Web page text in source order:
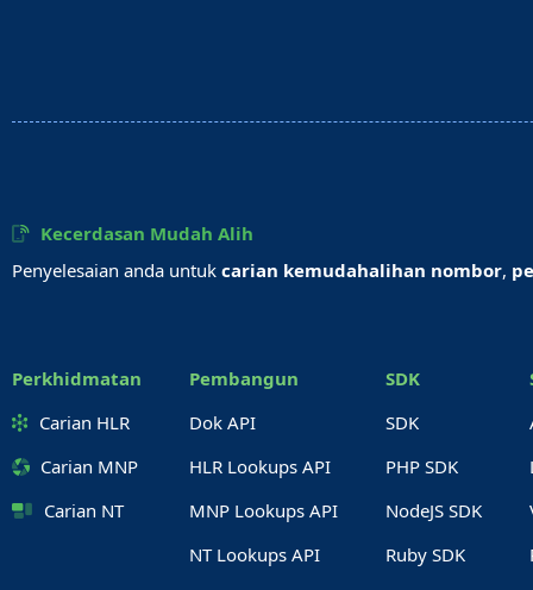
Kecerdasan Mudah Alih
Penyelesaian anda untuk carian kemudahalihan nombor,
Perkhidmatan
Carian HLR
Carian MNP
Carian NT
Pembangun
Dok API
HLR Lookups API
MNP Lookups API
NT Lookups API
SDK
SDK
PHP SDK
NodeJS SDK
Ruby SDK